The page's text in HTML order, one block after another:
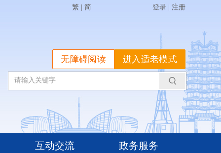
繁 简 登录 注册
进入适老模式
无障碍阅读
互动交流 政务服务